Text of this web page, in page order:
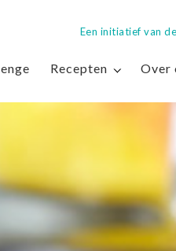
Een initiatief van
Recepten Over